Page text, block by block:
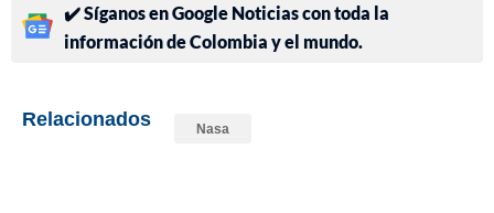
✔️ Síganos en Google Noticias con toda la
información de Colombia y el mundo.
Relacionados Nasa